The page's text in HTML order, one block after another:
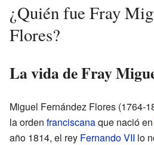
¿Quién fue Fray
Flores?
La vida de Fray
Miguel Fernández Flores (1764-
la orden franciscanaque nació en
año 1814, el rey Fernando VII lo